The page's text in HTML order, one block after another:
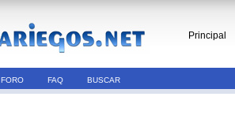
Principal
FAQ BUSCAR